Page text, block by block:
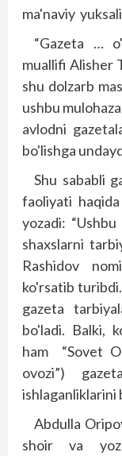
ma'naviy
“Gazeta …
muallifi Alisher
shu dolzarb
ushbu
avlodni
bo'lishga
Shu sababli
faoliyati
yozadi:
shaxslarni
Rashidov
ko'rsatib
gazeta
bo'ladi. Balki,
ham “Sovet
ovozi”)
ishlaganliklarini
Abdulla
shoir va